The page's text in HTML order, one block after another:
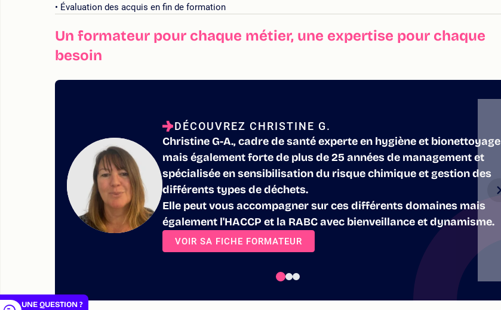
Évaluation des acquis en fin de formation
Un formateur pour chaque métier, une expertise pour chaque
besoin
DÉCOUVREZ CHRISTINE G.
Christine G-A., cadre de santé experte en hygiène et bionettoyage
mais également forte de plus de 25 années de management et
spécialisée en sensibilisation du risque chimique et gestion des
différents types de déchets.
Elle peut vous accompagner sur ces différents domaines mais
également l'HACCP et la RABC avec bienveillance et dynamisme.
VOIR SA FICHE FORMATEUR
UNE QUESTION ?